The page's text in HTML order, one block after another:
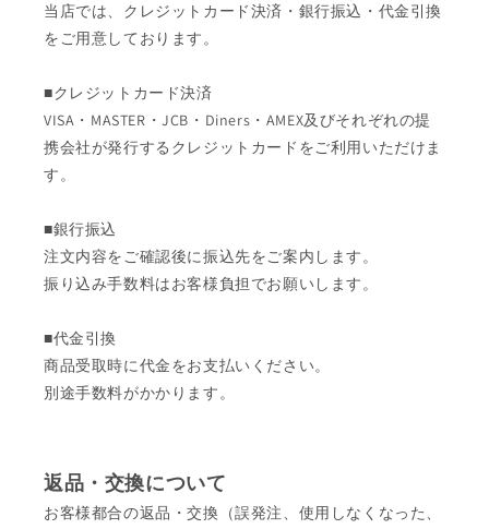
当店では、クレジットカード決済・銀行振込・代金引換
をご用意しております。
■クレジットカード決済
VISA・MASTER・JCB・Diners・AMEX及びそれぞれの提
携会社が発行するクレジットカードをご利用いただけま
す。
■銀行振込
注文内容をご確認後に振込先をご案内します。
振り込み手数料はお客様負担でお願いします。
■代金引換
商品受取時に代金をお支払いください。
別途手数料がかかります。
返品・交換について
お客様都合の返品・交換（誤発注、使用しなくなった、